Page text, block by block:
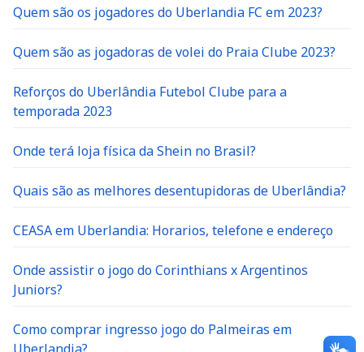
Quem são os jogadores do Uberlandia FC em 2023?
Quem são as jogadoras de volei do Praia Clube 2023?
Reforços do Uberlândia Futebol Clube para a
temporada 2023
Onde terá loja física da Shein no Brasil?
Quais são as melhores desentupidoras de Uberlândia?
CEASA em Uberlandia: Horarios, telefone e endereço
Onde assistir o jogo do Corinthians x Argentinos
Juniors?
Como comprar ingresso jogo do Palmeiras em